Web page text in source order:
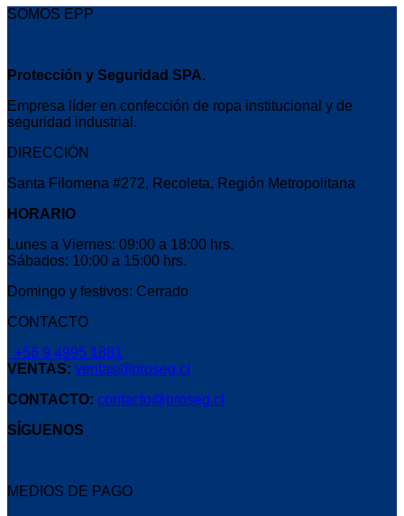
SOMOS EPP
Protección y Seguridad SPA.
Empresa líder en confección de ropa institucional y de
seguridad industrial.
DIRECCIÓN
Santa Filomena #272, Recoleta, Región Metropolitana
HORARIO
Lunes a Viernes: 09:00 a 18:00 hrs.
Sábados: 10:00 a 15:00 hrs.
Domingo y festivos: Cerrado
CONTACTO
+56 9 4995 1881
VENTAS: ventas@proseg.cl
CONTACTO: contacto@proseg.cl
SÍGUENOS
MEDIOS DE PAGO